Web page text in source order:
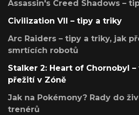
Assassin's Creed Shadows –
Civilization VII – tipy a triky
Arc Raiders – tipy a triky, jak
smrtících robotů
Stalker 2: Heart of Chornobyl
přežití v Zóně
Jak na Pokémony? Rady do
trenérů